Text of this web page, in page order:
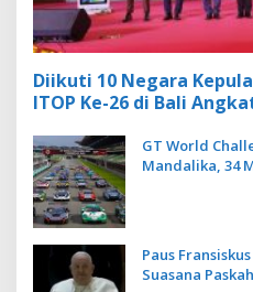
Diikuti 10 Negara
ITOP Ke-26 di Bali
GT World
Mandalika, 34
Paus
Suasana